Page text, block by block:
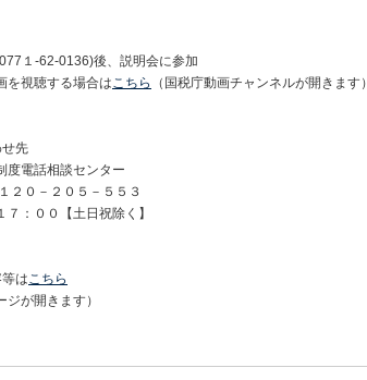
１-62-0136)後、説明会に参加
を視聴する場合はこちら （国税庁動画チャンネルが開きます）
先
度電話相談センター
２０－２０５－５５３
７：００【土日祝除く】
はこちら
ジが開きます）